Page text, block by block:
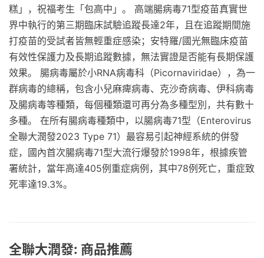
糕」，祝福考生「包高中」。 高端腸病毒71型疫苗真實世
界中執行的第三期臨床試驗追蹤長達2年，且在追蹤期間施
打疫苗的受試者皆無輕重症感染；安特羅/國光無臨床疫苗
有效性保護力及長期追蹤數據，無法實證是否能有長期保護
效果。 腸病毒屬於小RNA病毒科（Picornaviridae），為一
群病毒的總稱，包含小兒麻痺病毒、克沙奇病毒、伊科病毒
及腸病毒等種類，每個種類還可再分為多種型別，共有數十
多種。 在所有腸病毒種類中，以腸病毒71型（Enterovirus
全聯大潤發2023 Type 71）最容易引起神經系統的併發
症，國內首次腸病毒71型大流行爆發於1998年，根據疾管
署統計，當年高達405例重症病例，其中78例死亡，重症致
死率達19.3%。
全聯大潤發: 商品推薦